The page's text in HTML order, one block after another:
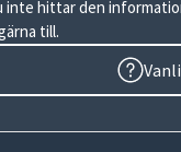
inte hittar den
till.